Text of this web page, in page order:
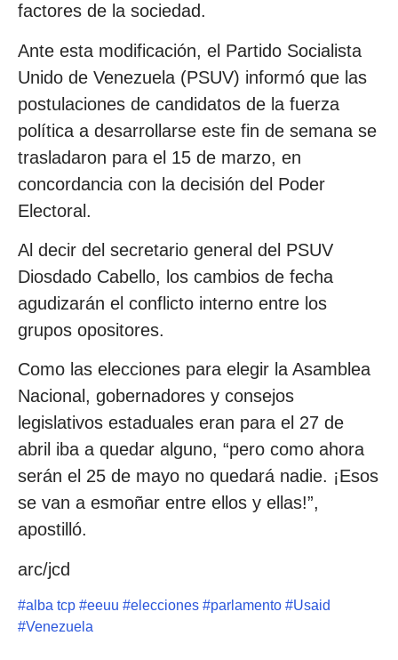
factores de la sociedad.
Ante esta modificación, el Partido Socialista
Unido de Venezuela (PSUV) informó que las
postulaciones de candidatos de la fuerza
política a desarrollarse este fin de semana se
trasladaron para el 15 de marzo, en
concordancia con la decisión del Poder
Electoral.
Al decir del secretario general del PSUV
Diosdado Cabello, los cambios de fecha
agudizarán el conflicto interno entre los
grupos opositores.
Como las elecciones para elegir la Asamblea
Nacional, gobernadores y consejos
legislativos estaduales eran para el 27 de
abril iba a quedar alguno, “pero como ahora
serán el 25 de mayo no quedará nadie. ¡Esos
se van a esmoñar entre ellos y ellas!”,
apostilló.
arc/jcd
#alba tcp #eeuu #elecciones #parlamento #Usaid
#Venezuela